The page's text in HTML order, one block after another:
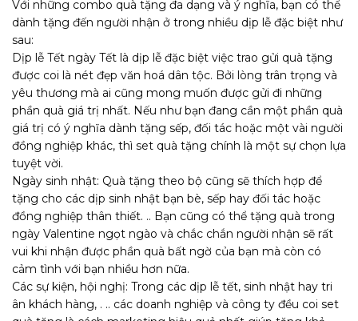
Với những combo quà tặng đa dạng và ý nghĩa, bạn có thể
dành tặng đến người nhận ở trong nhiều dịp lễ đặc biệt như
sau:
Dịp lễ Tết ngày Tết là dịp lễ đặc biệt việc trao gửi quà tặng
được coi là nét đẹp văn hoá dân tộc. Bởi lòng trân trọng và
yêu thương mà ai cũng mong muốn được gửi đi những
phần quà giá trị nhất. Nếu như bạn đang cần một phần quà
giá trị có ý nghĩa dành tặng sếp, đối tác hoặc một vài người
đồng nghiệp khác, thì set quà tặng chính là một sự chọn lựa
tuyệt vời.
Ngày sinh nhật: Quà tặng theo bộ cũng sẽ thích hợp để
tặng cho các dịp sinh nhật bạn bè, sếp hay đối tác hoặc
đồng nghiệp thân thiết. .. Bạn cũng có thể tặng quà trong
ngày Valentine ngọt ngào và chắc chắn người nhận sẽ rất
vui khi nhận được phần quà bất ngờ của bạn mà còn có
cảm tình với bạn nhiều hơn nữa.
Các sự kiện, hội nghị: Trong các dịp lễ tết, sinh nhật hay tri
ân khách hàng, . .. các doanh nghiệp và công ty đều coi set